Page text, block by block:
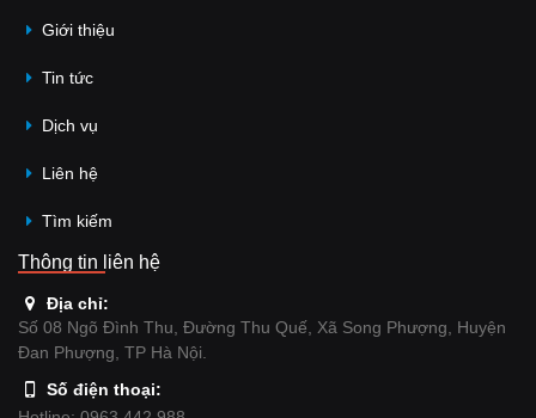
Giới thiệu
Tin tức
Dịch vụ
Liên hệ
Tìm kiếm
Thông tin liên hệ
Địa chỉ:
Số 08 Ngõ Đình Thu, Đường Thu Quế, Xã Song Phượng, Huyện
Đan Phượng, TP Hà Nội.
Số điện thoại: